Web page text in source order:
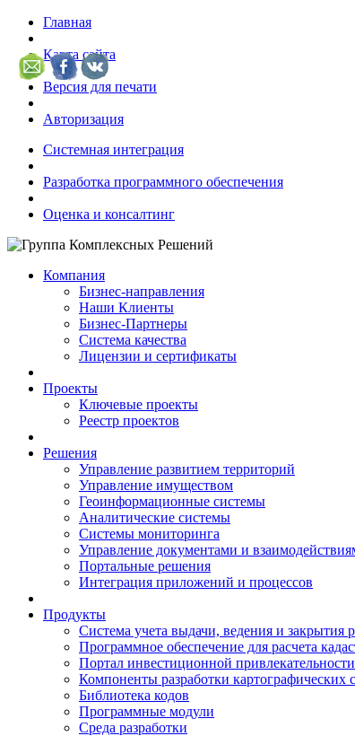
Главная
Карта сайта
Версия для печати
Авторизация
Системная интеграция
Разработка программного обеспечения
Оценка и консалтинг
Компания
Бизнес-направления
Наши Клиенты
Бизнес-Партнеры
Система качества
Лицензии и сертификаты
Проекты
Ключевые проекты
Реестр проектов
Решения
Управление развитием территорий
Управление имуществом
Геоинформационные системы
Аналитические системы
Системы мониторинга
Управление документами и
Портальные решения
Интеграция приложений и процессов
Продукты
Система учета выдачи, ведения и закрытия
Программное обеспечение для расчета
Портал инвестиционной
Компоненты разработки картографических
Библиотека кодов
Программные модули
Среда разработки